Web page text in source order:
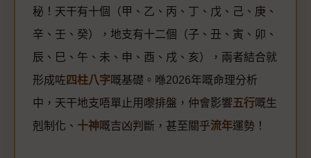
秘！天干有十個（甲、乙、丙、丁、戊、己、庚、
辛、壬、癸），地支有十二個（子、丑、寅、卯、
辰、巳、午、未、申、酉、戌、亥），兩者結合就
形成咗 四柱八字嘅基礎。喺2026年嘅命理分析
中，天干地支唔單止用嚟排盤，仲會影響五行嘅生
剋制化、 十神嘅吉凶判斷，甚至關乎流年運勢！